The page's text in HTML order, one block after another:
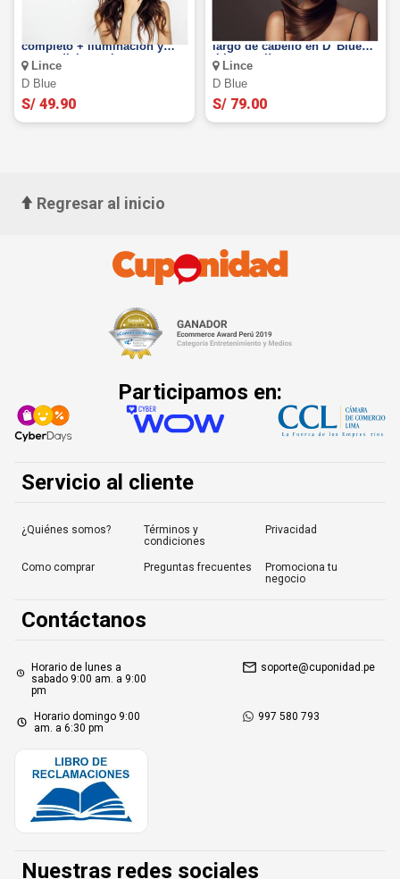
¡Cambia de look! Tinte
completo + iluminación y
reacondicionamiento.
Lince
D Blue
S/ 49.90
Laceado americano a todo
largo de cabello en D' Blue
¡Liso total!
Lince
D Blue
S/ 79.00
Regresar al inicio
Participamos en:
Servicio al cliente
¿Quiénes somos?
Términos y
condiciones
Privacidad
Como comprar Preguntas frecuentes
Promociona tu
negocio
Contáctanos
Horario de lunes a
sabado 9:00 am. a 9:00
pm
soporte@cuponidad.pe
Horario domingo 9:00
am. a 6:30 pm
997 580 793
Nuestras redes sociales